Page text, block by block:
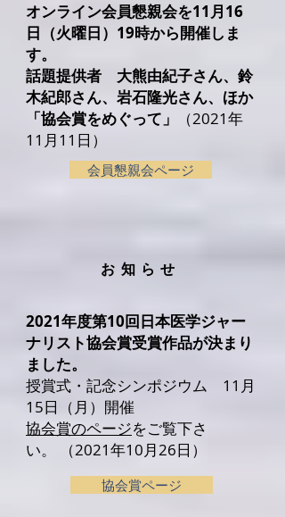
オンライン会員懇親会を11月16
日（火曜日）19時から開催しま
す。
話題提供者 大熊由紀子さん、鈴
木紀郎さん、岩石隆光さん、ほか
「協会賞をめぐって」
（2021年
11月11日）
会員懇親会ページ
​お知らせ
2021年度第10回日本医学ジャー
ナリスト協会賞受賞作品が決まり
ました。
授賞式・記念シンポジウム 11月
15日（月）開催
協会賞のページをご覧下さ
い。
（2021年10月26日）
協会賞ページ